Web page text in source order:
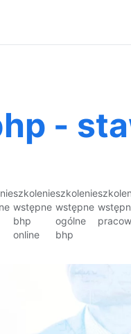
-
szkolenie
wstępne
bhp
online
szkolenie
wstępne
ogólne
bhp